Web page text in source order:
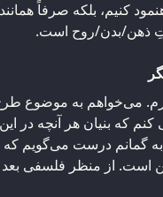
کنیم، بلکه صرفاً
ذهن/بدن/روح است.
می‌خواهم به موضوع
که بنیان هر آنچه در
گمانم درست می‌گویم که
است. از منظر فلسفی